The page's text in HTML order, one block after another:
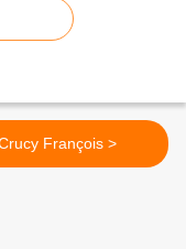
Crucy François >